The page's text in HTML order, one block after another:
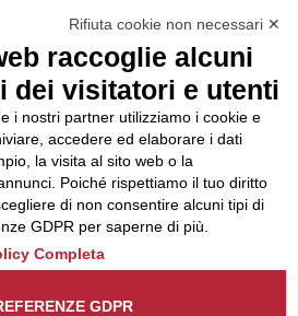
un
di
utilizzando
reclami/.
Rifiuta cookie non necessari ✕
raccoglie alcuni
dei visitatori e utenti
i nostri partner utilizziamo i cookie e
accedere ed elaborare i dati
la visita al sito web o la
Poiché rispettiamo il tuo diritto
di non consentire alcuni tipi di
GDPR per saperne di più.
Completa
GDPR